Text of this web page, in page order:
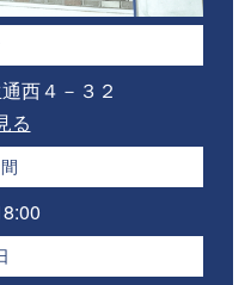
西４－３２⁣
る